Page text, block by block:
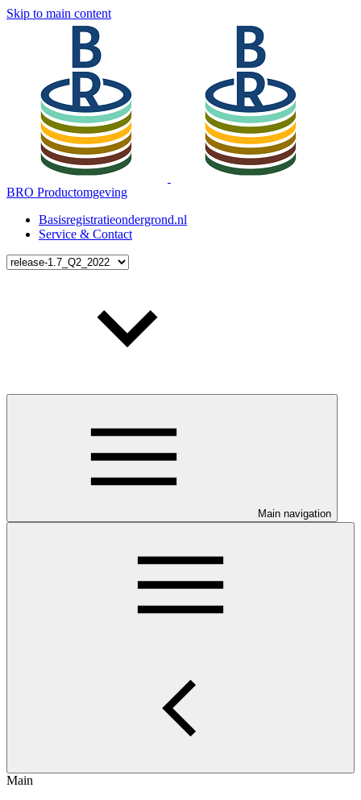
Skip to main content
BRO Productomgeving
Basisregistratieondergrond.nl
Service & Contact
Main navigation
Main